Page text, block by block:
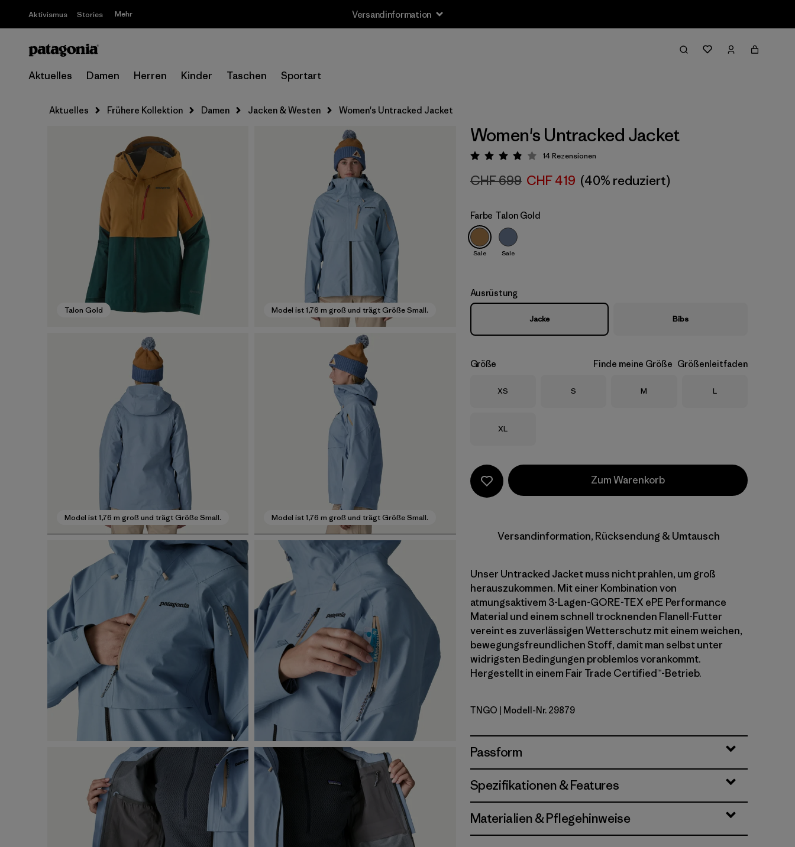
Aktivismus Stories Mehr Versandinformation
Aktuelles Damen Herren Kinder Taschen Sportart
Aktuelles Frühere Kollektion Damen Jacken & Westen Women's Untracked Jacket
Talon Gold Model ist 1,76 m groß und trägt Größe Small.
Model ist 1,76 m groß und trägt Größe Small. Model ist 1,76 m groß und trägt Größe Small.
Women's Untracked Jacket
Bewertung: 3.9 / 5
14Rezensionen
CHF 699 CHF 419 (40% reduziert)
Farbe Talon Gold
Sale Sale
Ausrüstung
Jacke Bibs
Größe Finde meine Größe Größenleitfaden
Größe
XS Größe
S Größe
M Größe
L
Größe
XL
Zum Warenkorb
Versandinformation, Rücksendung & Umtausch
Unser Untracked Jacket muss nicht prahlen, um groß
herauszukommen. Mit einer Kombination von
atmungsaktivem 3-Lagen-GORE-TEX ePE Performance
Material und einem schnell trocknenden Flanell-Futter
vereint es zuverlässigen Wetterschutz mit einem weichen,
bewegungsfreundlichen Stoff, damit man selbst unter
widrigsten Bedingungen problemlos vorankommt.
Hergestellt in einem Fair Trade Certified™-Betrieb.
Talon Gold
TNGO | Modell-Nr. 29879
Passform
Spezifikationen & Features
Materialien & Pflegehinweise